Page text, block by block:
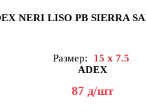
NERI LISO PB SIERRA
Размер:
15 x 7.5
ADEX
87 д/шт